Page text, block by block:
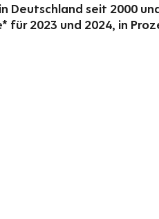
Deutschland seit 2000
für 2023 und 2024, in